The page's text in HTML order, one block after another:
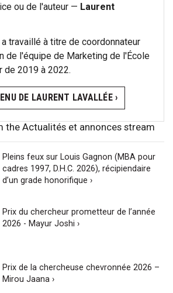
ou de l'auteur — Laurent
travaillé à titre de coordonnateur
de l'équipe de Marketing de l'École
de 2019 à 2022.
DE LAURENT LAVALLÉE ›
the Actualités et annonces stream
Pleins feux sur Louis Gagnon (MBA pour
cadres 1997, D.H.C. 2026), récipiendaire
d’un grade honorifique ›
Prix du chercheur prometteur de l’année
2026 - Mayur Joshi ›
Prix de la chercheuse chevronnée 2026 –
Mirou Jaana ›